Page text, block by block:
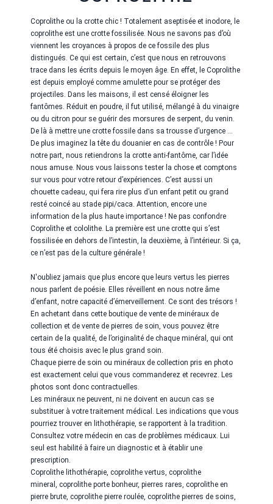
Coprolithe ou la crotte chic ! Totalement aseptisée et inodore, le
coprolithe est une crotte fossilisée. Nous ne savons pas d’où
viennent les croyances à propos de ce fossile des plus
distingués. Ce qui est certain, c’est que nous en retrouvons
trace dans les écrits depuis le moyen âge. En effet, le Coprolithe
est depuis employé comme amulette pour se protéger des
projectiles. Dans les maisons, il est censé éloigner les
fantômes. Réduit en poudre, il fut utilisé, mélangé à du vinaigre
ou du citron pour se guérir des morsures de serpent, du venin.
De là à mettre une crotte fossile dans sa trousse d’urgence …
De plus imaginez la tête du douanier en cas de contrôle ! Pour
notre part, nous retiendrons la crotte anti-fantôme, car l’idée
nous amuse. Nous vous laissons tester la chose et comptons
sur vous pour votre retour d’expériences. C’est aussi un
chouette cadeau, qui fera rire plus d’un enfant petit ou grand
resté coincé au stade pipi/caca. Attention, encore une
information de la plus haute importance ! Ne pas confondre
Coprolithe et cololithe. La première est une crotte qui s’est
fossilisée en dehors de l’intestin, la deuxième, à l’intérieur. Si ça,
ce n’est pas de la culture générale !
N'oubliez jamais que plus encore que leurs vertus les pierres
nous parlent de poésie. Elles réveillent en nous notre âme
d’enfant, notre capacité d’émerveillement. Ce sont des trésors !
En achetant dans cette boutique de vente de minéraux de
collection et de vente de pierres de soin, vous pouvez être
certain de la qualité, de l’originalité de chaque minéral, qui ont
tous été choisis avec le plus grand soin.
Chaque pierre de soin ou minéraux de collection pris en photo
est exactement celui que vous commanderez et recevrez. Les
photos sont donc contractuelles.
Les minéraux ne peuvent, ni ne doivent en aucun cas se
substituer à votre traitement médical. Les indications que vous
pourriez trouver en lithothérapie, se rapportent à la tradition.
Consultez votre médecin en cas de problèmes médicaux. Lui
seul est habilité à faire un diagnostic et à établir une
prescription.
Coprolithe lithothérapie, coprolithe vertus, coprolithe
mineral, coprolithe porte bonheur, pierres rares, coprolithe en
pierre brute, coprolithe pierre roulée, coprolithe pierres de soins,